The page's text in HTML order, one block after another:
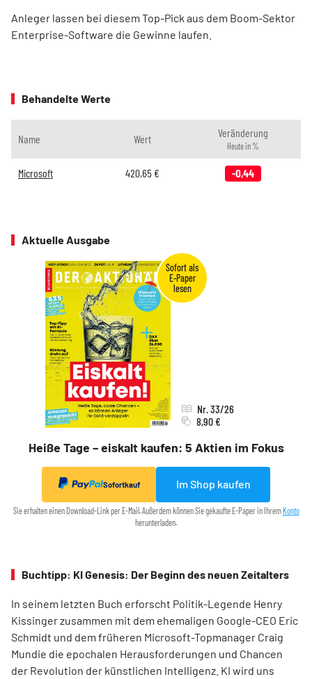
Anleger lassen bei diesem Top-Pick aus dem Boom-Sektor
Enterprise-Software die Gewinne laufen.
Behandelte Werte
Name Wert Veränderung
Heute in %
Microsoft 420,65€ -0,44
Aktuelle Ausgabe
Heiße Tage – eiskalt kaufen: 5 Aktien im Fokus
Nr. 33/26
8,90 €
Sofortkauf Im Shop kaufen
Sie erhalten einen Download-Link per E-Mail. Außerdem können Sie gekaufte E-Paper in IhremKonto
herunterladen.
Buchtipp: KI Genesis: Der Beginn des neuen Zeitalters
In seinem letzten Buch erforscht Politik-Legende Henry
Kissinger zusammen mit dem ehemaligen Google-CEO Eric
Schmidt und dem früheren Microsoft-Topmanager Craig
Mundie die epochalen Herausforderungen und Chancen
der Revolution der künstlichen Intelligenz. KI wird uns